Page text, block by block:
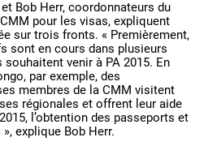
Bob Herr, coordonnateurs du
pour les visas, expliquent
sur trois fronts. « Premièrement,
sont en cours dans plusieurs
venir à PA 2015. En
par exemple, des
membres de la CMM visitent
régionales et offrent leur aide
l’obtention des passeports et
explique Bob Herr.